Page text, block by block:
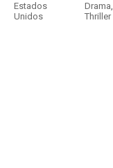
Estados
Unidos
Drama,
Thriller